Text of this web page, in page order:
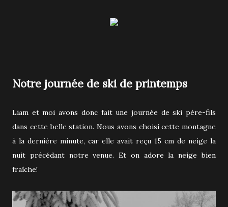
Notre journée de ski de printemps
Liam et moi avons donc fait une journée de ski père-fils
dans cette belle station. Nous avons choisi cette montagne
à la dernière minute, car elle avait reçu 15 cm de neige la
nuit précédant notre venue. Et on adore la neige bien
fraîche!